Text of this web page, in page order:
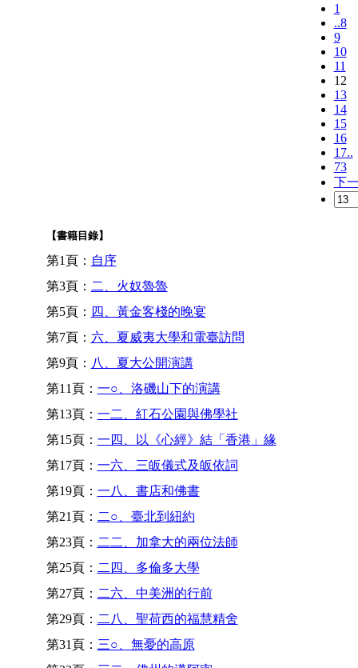
1
..8
9
10
11
12
13
14
15
16
17..
73
下
【書籍目錄】
第1頁： 自序
第3頁： 二、火奴魯魯
第5頁： 四、黃金客棧的晚宴
第7頁： 六、夏威夷大學和電臺訪問
第9頁： 八、夏大公開演講
第11頁： 一○、洛磯山下的演講
第13頁： 一二、紅石公園與佛學社
第15頁： 一四、以《心經》結「香港」緣
第17頁： 一六、三皈儀式及皈依詞
第19頁： 一八、書店和佛書
第21頁： 二○、臺北到紐約
第23頁： 二二、加拿大的兩位法師
第25頁： 二四、多倫多大學
第27頁： 二六、中美洲的行前
第29頁： 二八、聖荷西的福慧精舍
第31頁： 三○、無憂的高原